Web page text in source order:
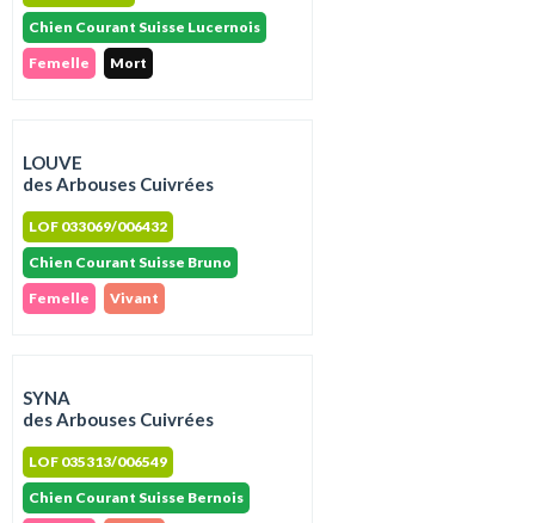
Chien Courant Suisse Lucernois
Femelle
Mort
LOUVE
des Arbouses Cuivrées
LOF 033069/006432
Chien Courant Suisse Bruno
Femelle
Vivant
SYNA
des Arbouses Cuivrées
LOF 035313/006549
Chien Courant Suisse Bernois